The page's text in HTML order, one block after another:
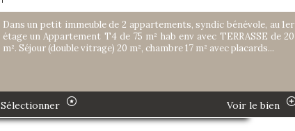
Dans un petit immeuble de 2 appartements, syndic bénévole, au 1er
étage un Appartement T4 de 75 m² hab env avec TERRASSE de 20
m². Séjour (double vitrage) 20 m², chambre 17 m² avec placards...
Sélectionner Voir le bien